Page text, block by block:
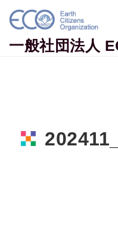
Skip to content
一般社団法人